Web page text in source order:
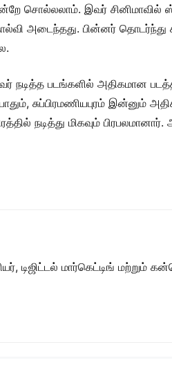
சொல்லலாம். இவர்
அடைந்தது. பின்னர் தொடர்ந்து
நடித்த படங்களில் அதிகமான
சுப்பிரமணியபுரம் இன்னும்
நடித்து மிகவும்
டிஜிட்டல் மார்கெட்டிங் மற்றும்